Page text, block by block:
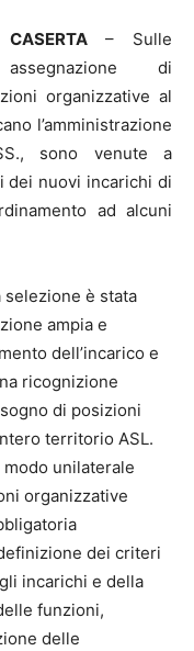
CASERTA – Sulle
assegnazione di
organizzative al
l’amministrazione
sono venute a
dei nuovi incarichi di
ad alcuni
è stata
ampia e
dell’incarico e
ricognizione
di posizioni
territorio ASL.
unilaterale
organizzative
dei criteri
incarichi e della
funzioni,
delle